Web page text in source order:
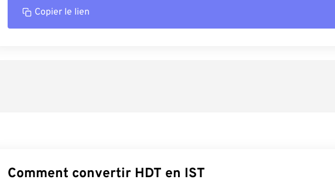
Copier le lien
Comment convertir HDT en IST